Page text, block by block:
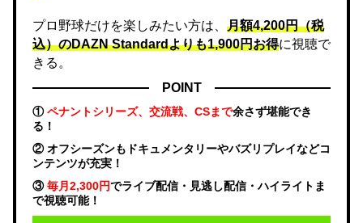
プロ野球だけを楽しみたい方は、 月額4,200円（税
込）のDAZN Standard​よりも1,900円お得に視聴で
きる。
POINT
①ペナントシリーズ、交流戦、CSまで余さず堪能でき
る！
② オフシーズンもドキュメンタリーやバズリプレイなどコ
ンテンツが充実！
③毎月2,300円でライブ配信・見逃し配信・ハイライトま
で視聴可能！